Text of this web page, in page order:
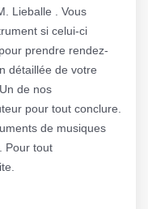
Lieballe . Vous
si celui-ci
prendre rendez-
détaillée de votre
de nos
pour tout conclure.
de musiques
Pour tout